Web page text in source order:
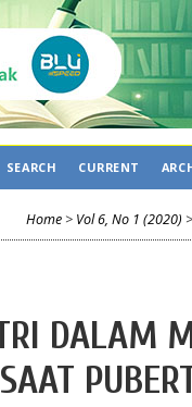
SEARCH CURRENT
Home > Vol 6, No 1 (2020)
DALAM